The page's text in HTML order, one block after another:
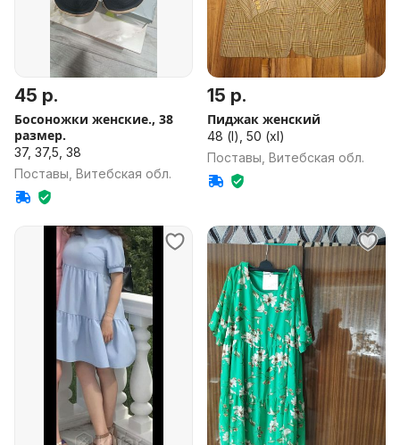
45 р.
Босоножки женские., 38
размер.
37, 37,5, 38
Поставы, Витебская обл.
15 р.
Пиджак женский
48 (l), 50 (xl)
Поставы, Витебская обл.